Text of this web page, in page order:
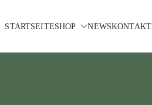
STARTSEITESHOP NEWSKONTAKT